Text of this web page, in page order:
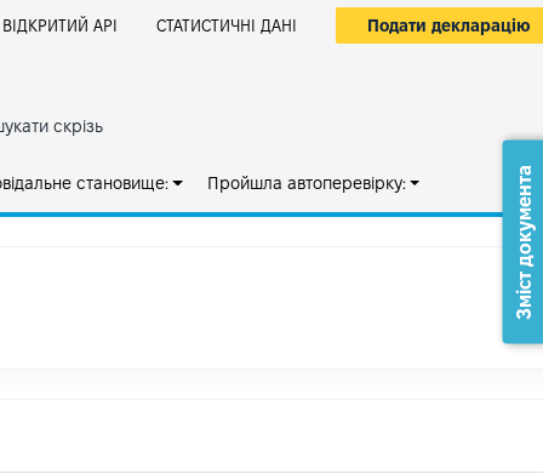
ВІДКРИТИЙ АРІ СТАТИСТИЧНІ ДАНІ Подати декларацію
скрізь
становище: Пройшла автоперевірку: Зміст документа